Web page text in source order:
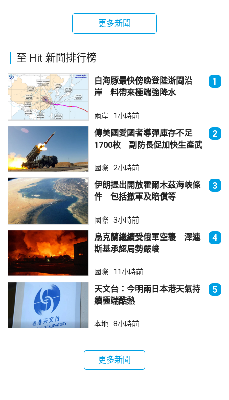
更多新聞
至 Hit 新聞排行榜
白海豚最快傍晚登陸浙閩沿
岸 料帶來極端強降水
1
兩岸 1小時前
傳美國愛國者導彈庫存不足
1700枚 副防長促加快生產武
2
國際 2小時前
伊朗提出開放霍爾木茲海峽條
件 包括撤軍及賠償等
3
國際 3小時前
烏克蘭繼續受俄軍空襲 澤連
斯基承認局勢嚴峻
4
國際 11小時前
天文台：今明兩日本港天氣持
續極端酷熱
5
本地 8小時前
更多新聞